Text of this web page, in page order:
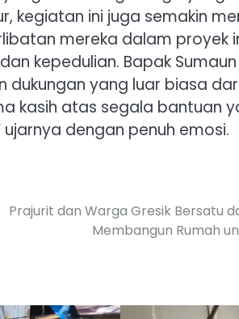
kegiatan ini juga semakin
mereka dalam proyek
kepedulian. Bapak
yang luar biasa
kasih atas segala bantuan
dengan penuh emosi.
Prajurit dan Warga Gresik Bersatu
Membangun Rumah